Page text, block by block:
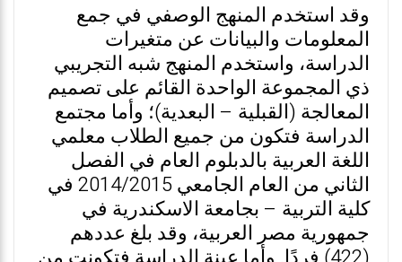
وقد استخدم المنهج الوصفي في جمع
المعلومات والبيانات عن متغيرات
الدراسة، واستخدم المنهج شبه التجريبي
ذي المجموعة الواحدة القائم على تصميم
المعالجة (القبلية – البعدية)؛ وأما مجتمع
الدراسة فتكون من جميع الطلاب معلمي
اللغة العربية بالدبلوم العام في الفصل
الثاني من العام الجامعي 2014/2015 في
كلية التربية – بجامعة الاسكندرية في
جمهورية مصر العربية، وقد بلغ عددهم